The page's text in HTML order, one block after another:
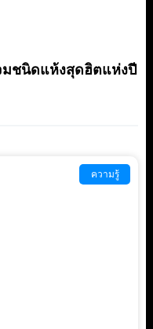
มชนิดแห้งสุดฮิตแห่งปี
ความรู้